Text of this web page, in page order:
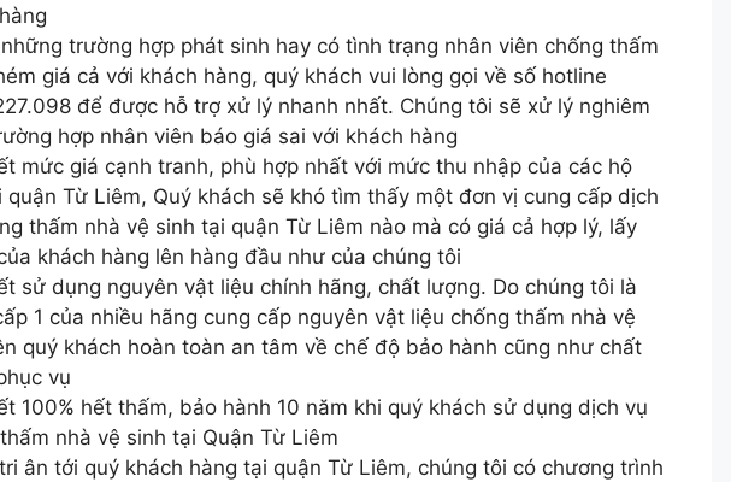
trường hợp phát sinh hay có tình trạng nhân viên chống thấm
giá cả với khách hàng, quý khách vui lòng gọi về số hotline
để được hỗ trợ xử lý nhanh nhất. Chúng tôi sẽ xử lý nghiêm
hợp nhân viên báo giá sai với khách hàng
mức giá cạnh tranh, phù hợp nhất với mức thu nhập của các hộ
quận Từ Liêm, Quý khách sẽ khó tìm thấy một đơn vị cung cấp dịch
thấm nhà vệ sinh tại quận Từ Liêm nào mà có giá cả hợp lý, lấy
khách hàng lên hàng đầu như của chúng tôi
sử dụng nguyên vật liệu chính hãng, chất lượng. Do chúng tôi là
1 của nhiều hãng cung cấp nguyên vật liệu chống thấm nhà vệ
quý khách hoàn toàn an tâm về chế độ bảo hành cũng như chất
vụ
100% hết thấm, bảo hành 10 năm khi quý khách sử dụng dịch vụ
nhà vệ sinh tại Quận Từ Liêm
ân tới quý khách hàng tại quận Từ Liêm, chúng tôi có chương trình